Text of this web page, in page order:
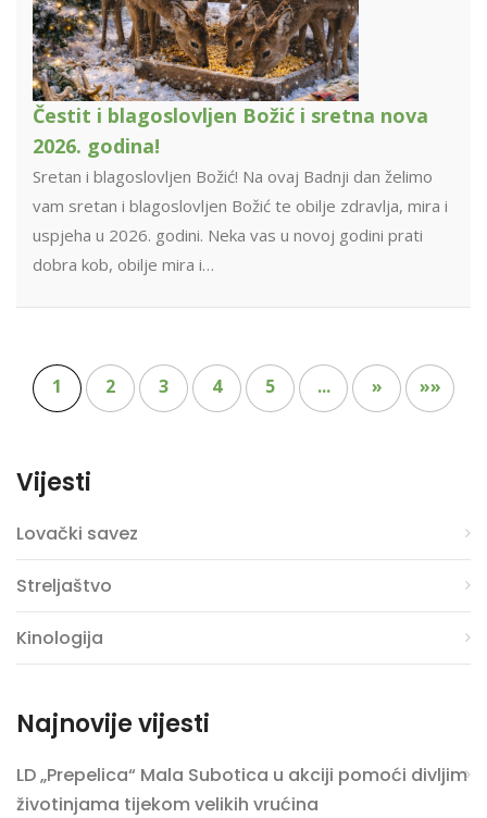
Čestit i blagoslovljen Božić i sretna nova
2026. godina!
Sretan i blagoslovljen Božić! Na ovaj Badnji dan želimo
vam sretan i blagoslovljen Božić te obilje zdravlja, mira i
uspjeha u 2026. godini. Neka vas u novoj godini prati
dobra kob, obilje mira i…
1 2 3 4 5 ... » »»
Vijesti
Lovački savez
Streljaštvo
Kinologija
Najnovije vijesti
LD „Prepelica“ Mala Subotica u akciji pomoći divljim
životinjama tijekom velikih vrućina